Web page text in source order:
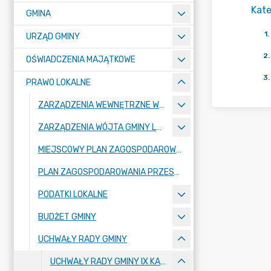
GMINA
URZĄD GMINY
OŚWIADCZENIA MAJĄTKOWE
PRAWO LOKALNE
ZARZĄDZENIA WEWNĘTRZNE WÓJTA GMINY LUBAŃ
ZARZĄDZENIA WÓJTA GMINY LUBAŃ
MIEJSCOWY PLAN ZAGOSPODAROWANIA PRZESTRZENNEGO
PLAN ZAGOSPODAROWANIA PRZESTRZENNEGO
PODATKI LOKALNE
BUDŻET GMINY
UCHWAŁY RADY GMINY
UCHWAŁY RADY GMINY IX KADENCJI 2024-2029
1.
2.
3.